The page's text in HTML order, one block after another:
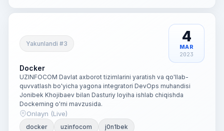
Yakunlandi #3 4
MAR
2023
Docker
UZINFOCOM Davlat axborot tizimlarini yaratish va qo'llab-
quvvatlash bo'yicha yagona integratori DevOps muhandisi
Jonibek Khojibaev bilan Dasturiy loyiha ishlab chiqishda
Dockerning o'rni mavzusida.
Onlayn (Live)
docker uzinfocom j0n1bek